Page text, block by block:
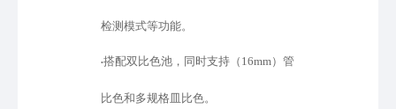
检测模式等功能。
•搭配双比色池，同时支持（ 16mm）管
比色和多规格皿比色。